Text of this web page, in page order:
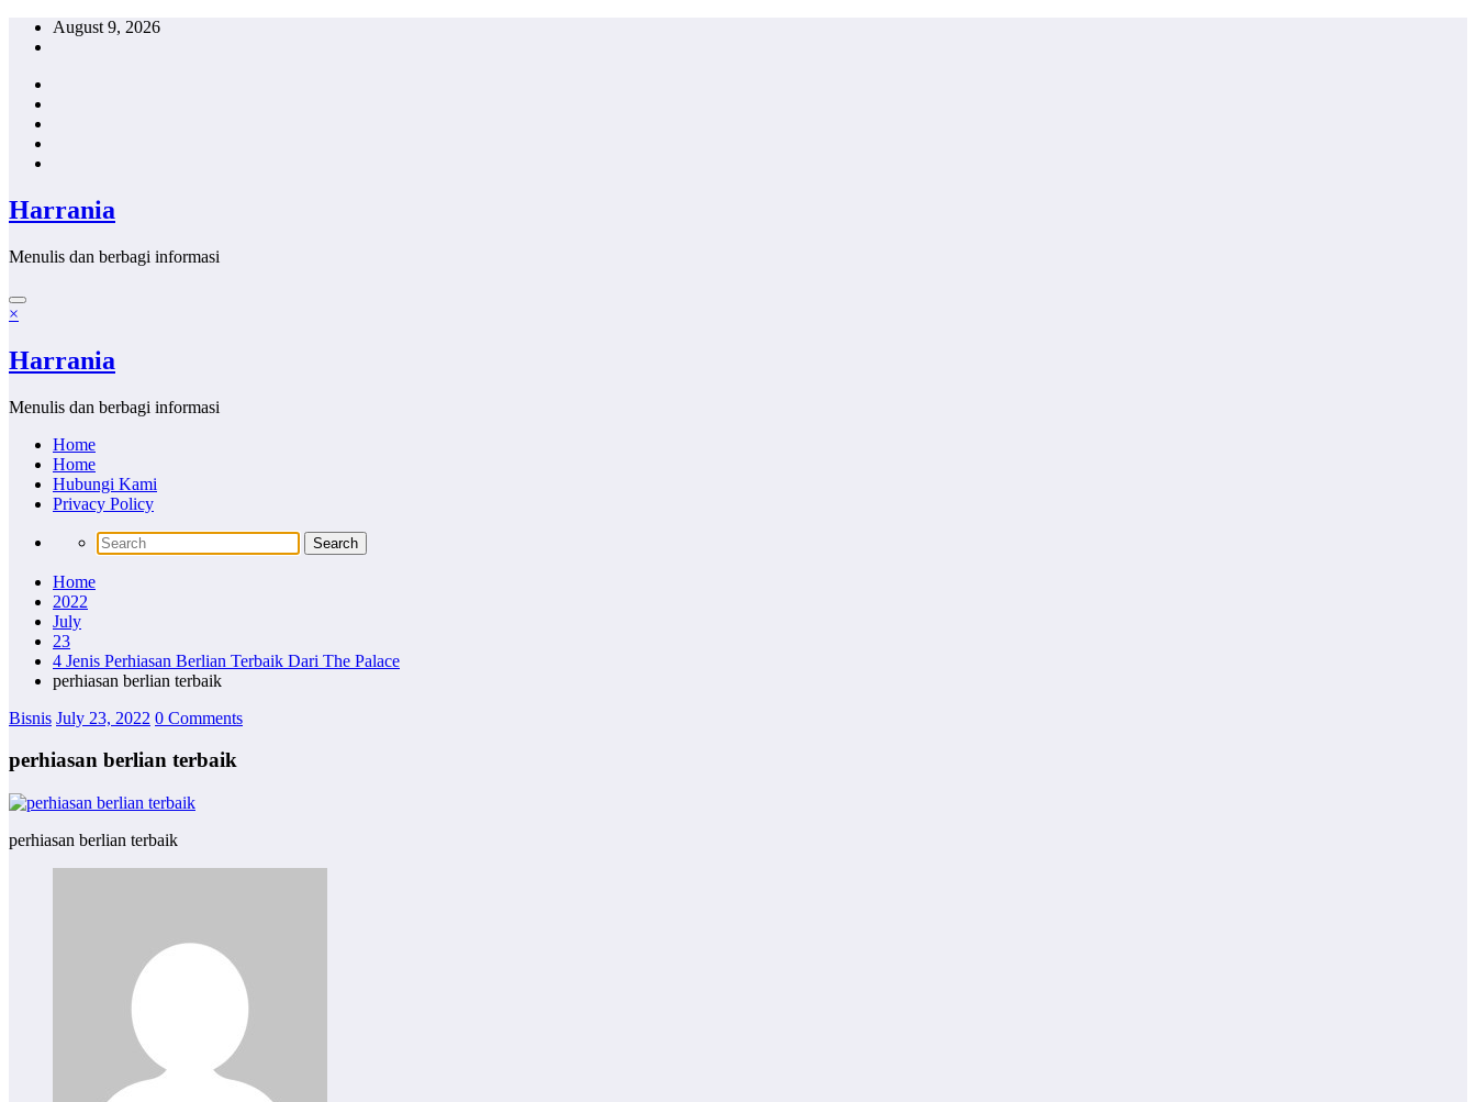
Skip
August 9, 2026
Harrania
Menulis dan berbagi informasi
×
Harrania
Menulis dan berbagi informasi
Home
Home
Hubungi Kami
Privacy Policy
Home
2022
July
23
4 Jenis Perhiasan Berlian Terbaik Dari The Palace
perhiasan berlian terbaik
Bisnis July 23, 2022 0 Comments
perhiasan berlian terbaik
perhiasan berlian terbaik